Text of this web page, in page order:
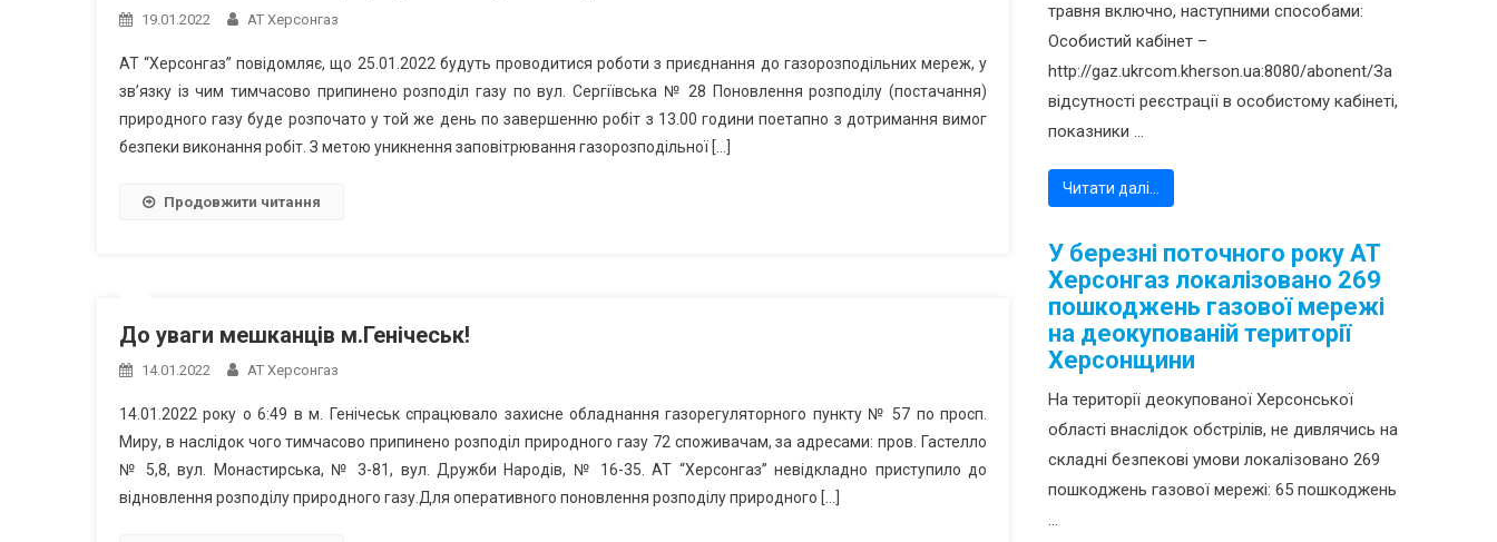
19.01.2022 АТ Херсонгаз
АТ “Херсонгаз” повідомляє, що 25.01.2022 будуть проводитися роботи з приєднання до газорозподільних мереж, у
зв’язку із чим тимчасово припинено розподіл газу по вул. Сергіївська № 28 Поновлення розподілу (постачання)
природного газу буде розпочато у той же день по завершенню робіт з 13.00 години поетапно з дотримання вимог
безпеки виконання робіт. З метою уникнення заповітрювання газорозподільної […]
Продовжити читання
До уваги мешканців м.Генічеськ!
14.01.2022 АТ Херсонгаз
14.01.2022 року о 6:49 в м. Генічеськ спрацювало захисне обладнання газорегуляторного пункту № 57 по просп.
Миру, в наслідок чого тимчасово припинено розподіл природного газу 72 споживачам, за адресами: пров. Гастелло
№ 5,8, вул. Монастирська, № 3-81, вул. Дружби Народів, № 16-35. АТ “Херсонгаз” невідкладно приступило до
відновлення розподілу природного газу.Для оперативного поновлення розподілу природного […]
травня включно, наступними способами:
Особистий кабінет –
http://gaz.ukrcom.kherson.ua:8080/abonent/За
відсутності реєстрації в особистому кабінеті,
показники ...
Читати далі…
У березні поточного року АТ
Херсонгаз локалізовано 269
пошкоджень газової мережі
на деокупованій території
Херсонщини
На території деокупованої Херсонської
області внаслідок обстрілів, не дивлячись на
складні безпекові умови локалізовано 269
пошкоджень газової мережі: 65 пошкоджень
...